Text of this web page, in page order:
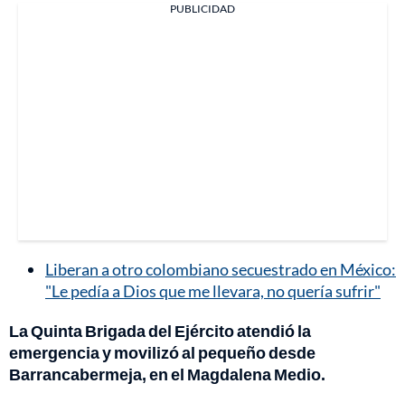
PUBLICIDAD
Liberan a otro colombiano secuestrado en México:
"Le pedía a Dios que me llevara, no quería sufrir"
La Quinta Brigada del Ejército atendió la
emergencia y movilizó al pequeño desde
Barrancabermeja, en el Magdalena Medio.